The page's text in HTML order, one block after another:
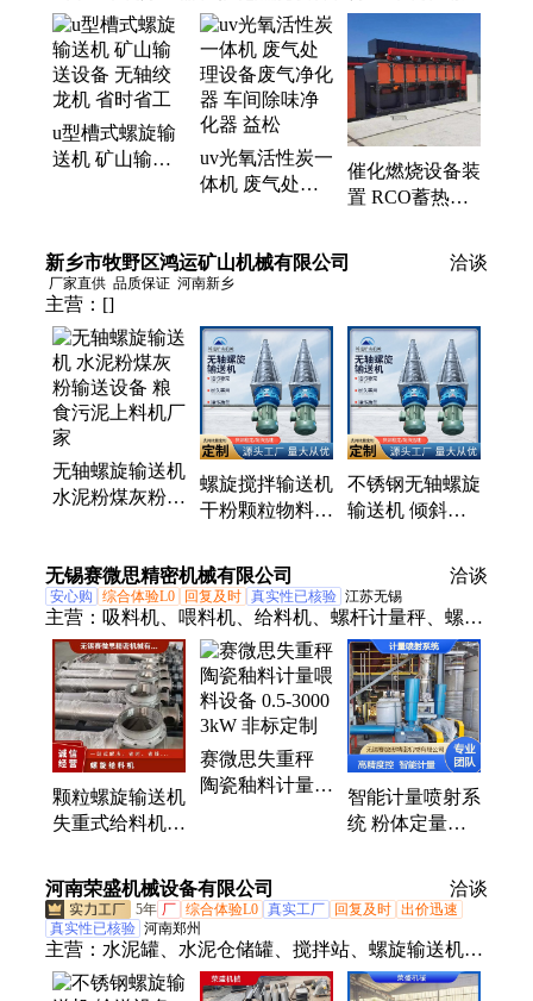
输送机、通风管道、除尘器骨架、旋风除尘器、链式
刮板机、矿山提升机、脉冲除尘器、物料上料机、静
电除尘器、玻璃钢喷淋塔、搅拌站除雾器、活性炭吸
附一、单轴粉尘加湿机、脉冲滤筒除尘器、打磨除尘
工作台、危废间、沸石转轮催化燃烧设备、滤筒除尘
器、废气处理设备、粉尘处理设备、电捕焦油器、活
u型槽式螺旋输
送机 矿山输送
uv光氧活性炭一
体机 废气处理
益松
催化燃烧设备装
置 RCO蓄热式
机 废气处理设
新乡市牧野区鸿运矿山机械有限公司 洽谈
厂家直供 品质保证 河南新乡
主营： []
无轴螺旋输送机
水泥粉煤灰粉输
螺旋搅拌输送机
干粉颗粒物料
料机 变频调速
螺旋秤
不锈钢无轴螺旋
输送机 倾斜螺
螺旋输送机 水
冷螺旋输送机
无锡赛微思精密机械有限公司 洽谈
安心购 综合体验L0 回复及时 真实性已核验 江苏无锡
主营： 吸料机、喂料机、给料机、螺杆计量秤、螺旋
输送机、失重秤、送料机、配料机、集中供料、定量
喂料、喂料系统、改性塑料、气力输送、计量喂料、
配料系统、精准计量、无尘投料、活化料斗、陶瓷釉
料、电磁振动、计量混合、粉体吨包、自动化配料、
自动加料系统、计量喷射系统
颗粒螺旋输送机
失重式给料机
料输送系统
赛微思失重秤
陶瓷釉料计量喂
智能计量喷射系
统 粉体定量加
流量控制装置
河南荣盛机械设备有限公司 洽谈
5年 厂 综合体验L0 真实工厂 回复及时 出价迅速
真实性已核验 河南郑州
主营： 水泥罐、水泥仓储罐、搅拌站、螺旋输送机、
配料机、砂浆罐、移动搅拌站